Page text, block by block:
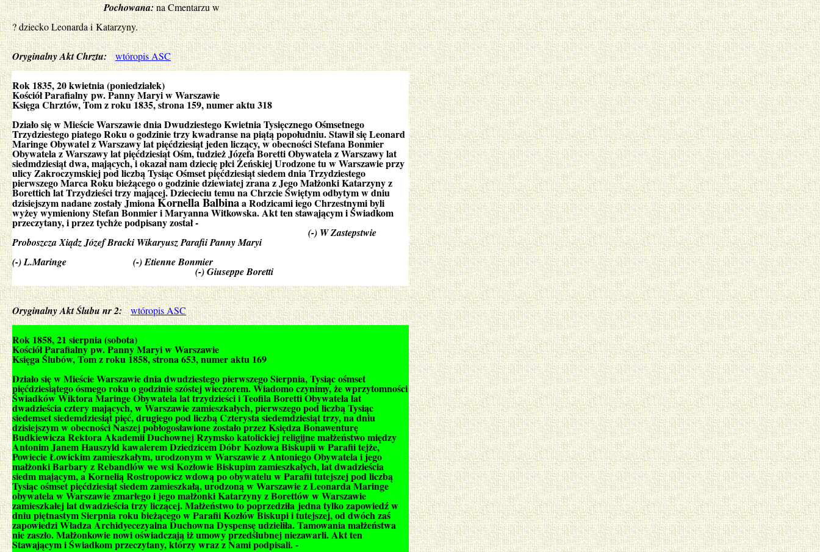
Pochowana:na Cmentarzu w
? dziecko Leonarda i Katarzyny.
Oryginalny Akt Chrztu: wtóropis ASC
Rok 1835, 20 kwietnia (poniedziałek)
Kościół Parafialny pw. Panny Maryi w Warszawie
Księga Chrztów, Tom z roku 1835, strona 159, numer aktu 318
Działo się w Mieście Warszawie dnia Dwudziestego Kwietnia Tysięcznego Ośmsetnego
Trzydziestego piatego Roku o godzinie trzy kwadranse na piątą popołudniu. Stawił się Leonard
Maringe Obywatel z Warszawy lat pięćdziesiąt jeden liczący, w obecności Stefana Bonmier
Obywatela z Warszawy lat pięćdziesiąt Ośm, tudzież Józefa Boretti Obywatela z Warszawy lat
siedmdziesiąt dwa, mających, i okazał nam dziecię płci Żeńskiej Urodzone tu w Warszawie przy
ulicy Zakroczymskiej pod liczbą Tysiąc Ośmset pięćdziesiąt siedem dnia Trzydziestego
pierwszego Marca Roku bieżącego o godzinie dziewiatej zrana z Jego Małżonki Katarzyny z
Borettich lat Trzydzieści trzy mającej. Dziecieciu temu na Chrzcie Świętym odbytym w dniu
dzisiejszym nadane zostały JmionaKornella Balbinaa Rodzicami iego Chrzestnymi byli
wyżey wymieniony Stefan Bonmier i Maryanna Witkowska. Akt ten stawającym i Świadkom
przeczytany, i przez tychże podpisany został -
(-) W Zastepstwie
Proboszcza Xiądz Józef Bracki Wikaryusz Parafii Panny Maryi
(-) L.Maringe (-) Etienne Bonmier
(-) Giuseppe Boretti
Oryginalny Akt Ślubu nr 2: wtóropis ASC
Rok 1858, 21 sierpnia (sobota)
Kościół Parafialny pw. Panny Maryi w Warszawie
Księga Ślubów, Tom z roku 1858, strona 653, numer aktu 169
Działo się w Mieście Warszawie dnia dwudziestego pierwszego Sierpnia, Tysiąc ośmset
pięćdziesiątego ósmego roku o godzinie szóstej wieczorem. Wiadomo czynimy, że wprzytomności
Świadków Wiktora Maringe Obywatela lat trzydzieści i Teofila Boretti Obywatela lat
dwadzieścia cztery mających, w Warszawie zamieszkałych, pierwszego pod liczbą Tysiąc
siedemset siedemdziesiąt pięć, drugiego pod liczbą Czterysta siedemdziesiąt trzy, na dniu
dzisiejszym w obecności Naszej pobłogosławione zostało przez Księdza Bonawenturę
Budkiewicza Rektora Akademii Duchownej Rzymsko katolickiej religijne małżeństwo między
Antonim Janem Hauszyld kawalerem Dziedzicem Dóbr Kozłowa Biskupii w Parafii tejże,
Powiecie Łowickim zamieszkałym, urodzonym w Warszawie z Antoniego Obywatela i jego
małżonki Barbary z Rebandlów we wsi Kozłowie Biskupim zamieszkałych, lat dwadzieścia
siedm mającym, a Kornelią Rostropowicz wdową po obywatelu w Parafii tutejszej pod liczbą
Tysiąc ośmset pięćdziesiąt siedem zamieszkałą, urodzoną w Warszawie z Leonarda Maringe
obywatela w Warszawie zmarłego i jego małżonki Katarzyny z Borettów w Warszawie
zamieszkałej lat dwadzieścia trzy liczącej. Małżeństwo to poprzedziła jedna tylko zapowiedź w
dniu piętnastym Sierpnia roku bieżącego w Parafii Kozłów Biskupi i tutejszej, od dwóch zaś
zapowiedzi Władza Archidyecezyalna Duchowna Dyspensę udzieliła. Tamowania małżeństwa
nie zaszło. Małżonkowie nowi oświadczają iż umowy przedślubnej niezawarli. Akt ten
Stawającym i Świadkom przeczytany, którzy wraz z Nami podpisali. -